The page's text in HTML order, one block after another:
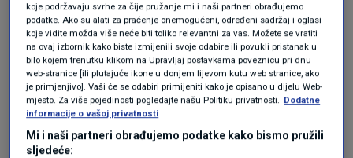
širenja korone i dalje je snažan jer, primjerice,
u Splitsko-dalmatinskoj županiji broj zaraženih
među testiranima već je prešao 60 posto, a
kapaciteti za testiranje su premali dok splitski
KBC bilježi sve veći broj hospitaliziranih i teških
pacijenata na respiratoru.
koje podržavaju svrhe za čije pružanje mi i naši partneri obrađujemo
podatke. Ako su alati za praćenje onemogućeni, određeni sadržaj i oglasi
koje vidite možda više neće biti toliko relevantni za vas. Možete se vratiti
na ovaj izbornik kako biste izmijenili svoje odabire ili povukli pristanak u
bilo kojem trenutku klikom na Upravljaj postavkama poveznicu pri dnu
web-stranice [ili plutajuće ikone u donjem lijevom kutu web stranice, ako
je primjenjivo]. Vaši će se odabiri primijeniti kako je opisano u dijelu Web-
mjesto. Za više pojedinosti pogledajte našu Politiku privatnosti. Dodatne
informacije o vašoj privatnosti
Mi i naši partneri obrađujemo podatke kako bismo pružili
sljedeće: